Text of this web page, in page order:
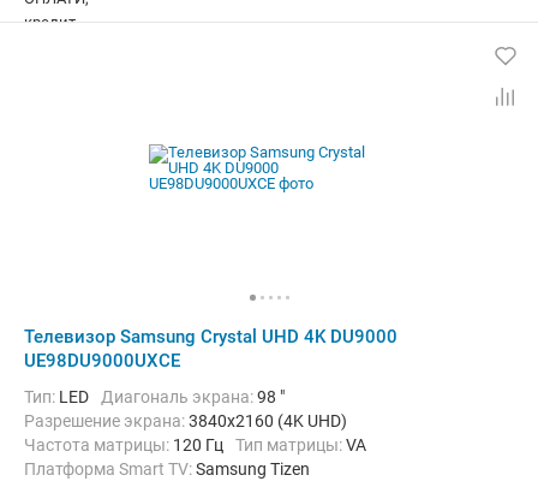
Телевизор Samsung Crystal UHD 4K DU9000
UE98DU9000UXCE
Тип: LED Диагональ экрана:98 "
Разрешение экрана:3840x2160 (4K UHD)
Частота матрицы: 120 Гц Тип матрицы:VA
Платформа Smart TV:Samsung Tizen